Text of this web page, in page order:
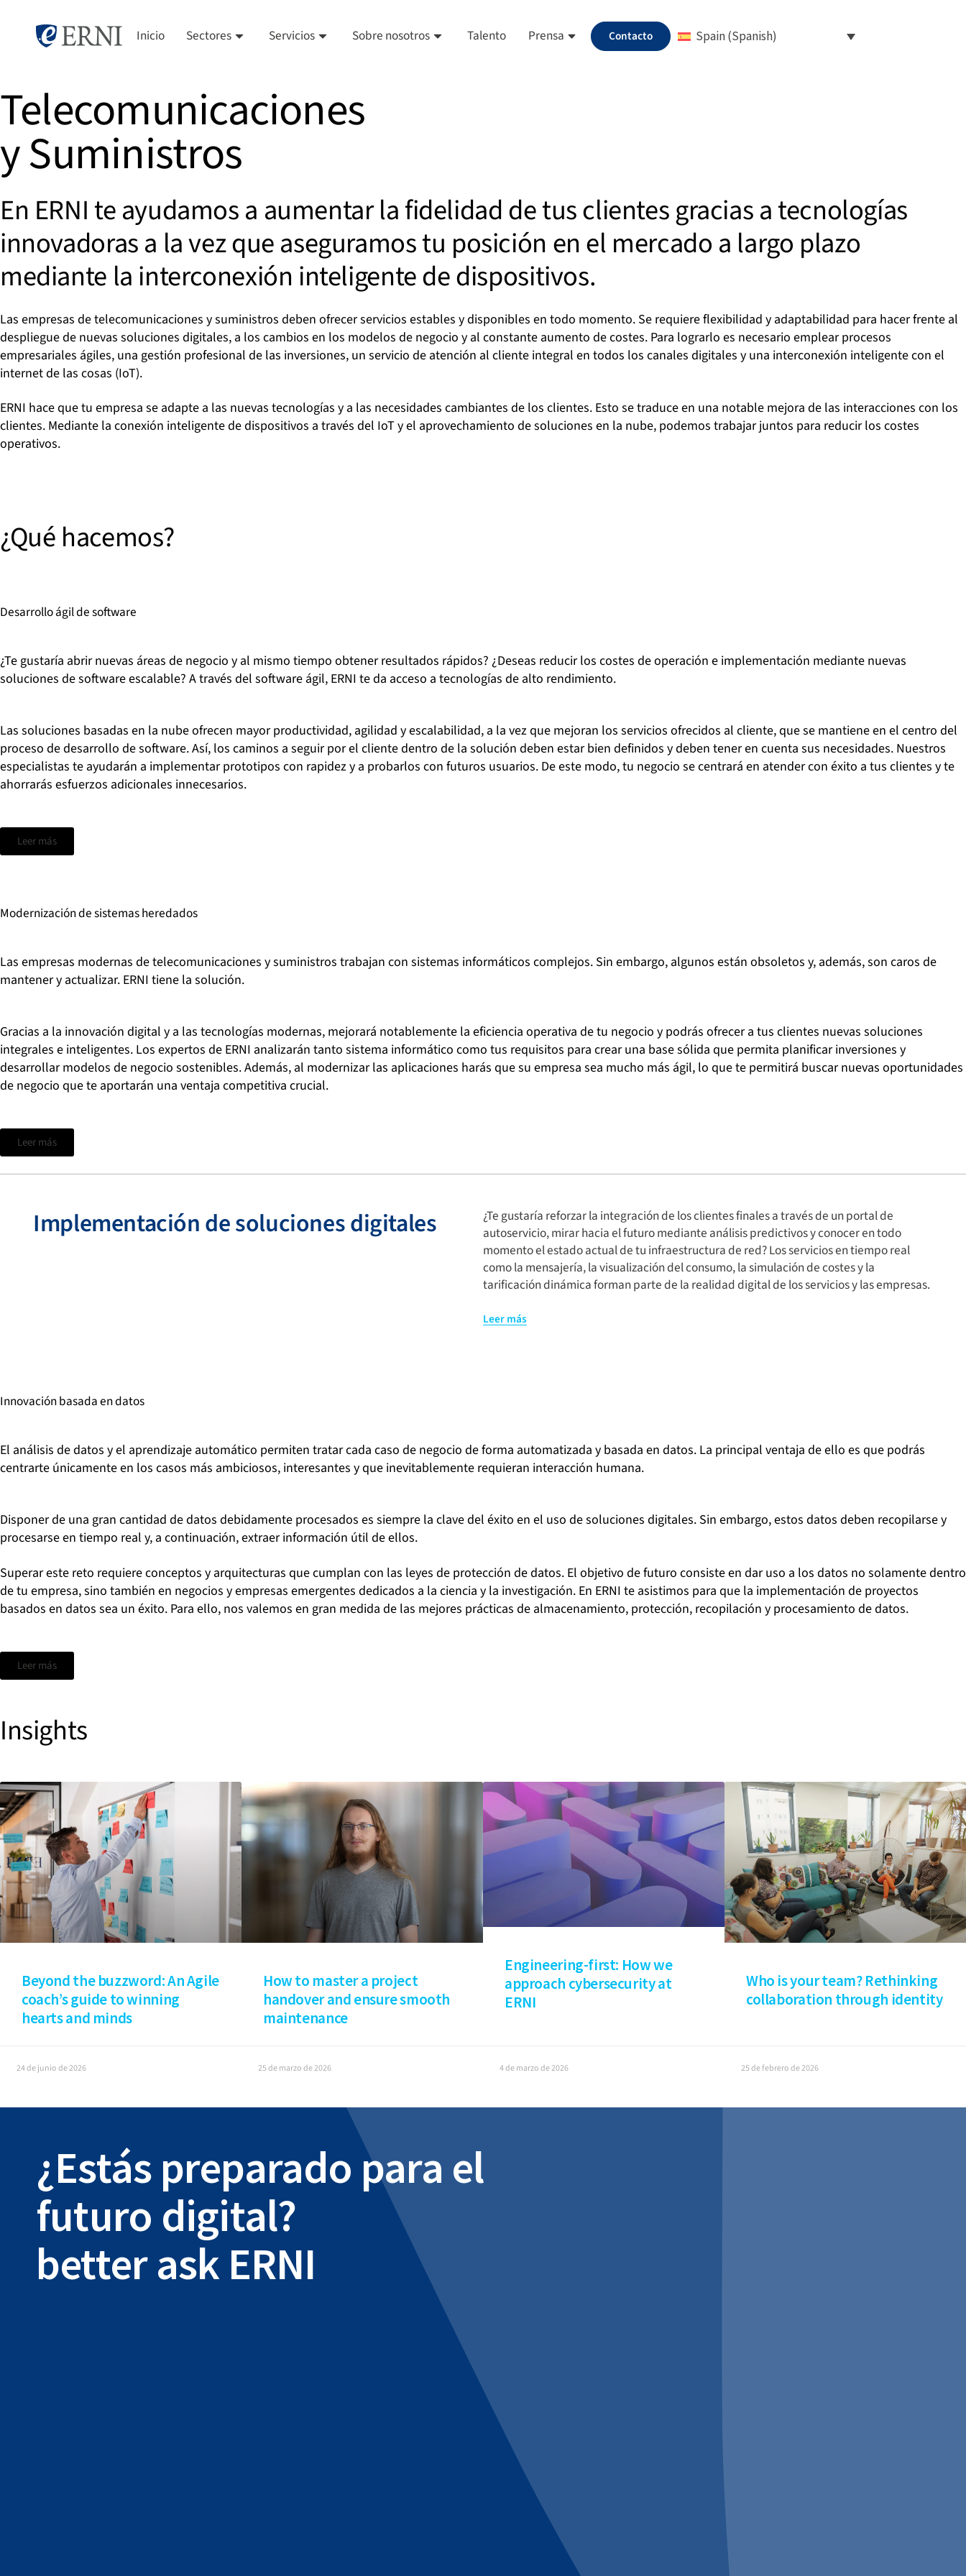
Inicio Sectores Servicios Sobre nosotros Talento Prensa Contacto Spain (Spanish)
Telecomunicaciones
y Suministros
En ERNI te ayudamos a aumentar la fidelidad de tus clientes gracias a tecnologías
innovadoras a la vez que aseguramos tu posición en el mercado a largo plazo
mediante la interconexión inteligente de dispositivos.
Las empresas de telecomunicaciones y suministros deben ofrecer servicios estables y disponibles en todo momento. Se requiere flexibilidad y adaptabilidad para hacer frente al
despliegue de nuevas soluciones digitales, a los cambios en los modelos de negocio y al constante aumento de costes. Para lograrlo es necesario emplear procesos
empresariales ágiles, una gestión profesional de las inversiones, un servicio de atención al cliente integral en todos los canales digitales y una interconexión inteligente con el
internet de las cosas (IoT).
ERNI hace que tu empresa se adapte a las nuevas tecnologías y a las necesidades cambiantes de los clientes. Esto se traduce en una notable mejora de las interacciones con los
clientes. Mediante la conexión inteligente de dispositivos a través del IoT y el aprovechamiento de soluciones en la nube, podemos trabajar juntos para reducir los costes
operativos.
¿Qué hacemos?
Desarrollo ágil de software
¿Te gustaría abrir nuevas áreas de negocio y al mismo tiempo obtener resultados rápidos? ¿Deseas reducir los costes de operación e implementación mediante nuevas
soluciones de software escalable? A través del software ágil, ERNI te da acceso a tecnologías de alto rendimiento.
Las soluciones basadas en la nube ofrecen mayor productividad, agilidad y escalabilidad, a la vez que mejoran los servicios ofrecidos al cliente, que se mantiene en el centro del
proceso de desarrollo de software. Así, los caminos a seguir por el cliente dentro de la solución deben estar bien definidos y deben tener en cuenta sus necesidades. Nuestros
especialistas te ayudarán a implementar prototipos con rapidez y a probarlos con futuros usuarios. De este modo, tu negocio se centrará en atender con éxito a tus clientes y te
ahorrarás esfuerzos adicionales innecesarios.
Leer más
Modernización de sistemas heredados
Las empresas modernas de telecomunicaciones y suministros trabajan con sistemas informáticos complejos. Sin embargo, algunos están obsoletos y, además, son caros de
mantener y actualizar. ERNI tiene la solución.
Gracias a la innovación digital y a las tecnologías modernas, mejorará notablemente la eficiencia operativa de tu negocio y podrás ofrecer a tus clientes nuevas soluciones
integrales e inteligentes. Los expertos de ERNI analizarán tanto sistema informático como tus requisitos para crear una base sólida que permita planificar inversiones y
desarrollar modelos de negocio sostenibles. Además, al modernizar las aplicaciones harás que su empresa sea mucho más ágil, lo que te permitirá buscar nuevas oportunidades
de negocio que te aportarán una ventaja competitiva crucial.
Leer más
Implementación de soluciones digitales
¿Te gustaría reforzar la integración de los clientes finales a través de un portal de
autoservicio, mirar hacia el futuro mediante análisis predictivos y conocer en todo
momento el estado actual de tu infraestructura de red? Los servicios en tiempo real
como la mensajería, la visualización del consumo, la simulación de costes y la
tarificación dinámica forman parte de la realidad digital de los servicios y las empresas.
Ahora ya es posible obtener información inicial de tu conjunto de datos para optimizar
negocio, y con un coste y una inversión de tiempo mínimos.
Leer más
Innovación basada en datos
El análisis de datos y el aprendizaje automático permiten tratar cada caso de negocio de forma automatizada y basada en datos. La principal ventaja de ello es que podrás
centrarte únicamente en los casos más ambiciosos, interesantes y que inevitablemente requieran interacción humana.
Disponer de una gran cantidad de datos debidamente procesados es siempre la clave del éxito en el uso de soluciones digitales. Sin embargo, estos datos deben recopilarse y
procesarse en tiempo real y, a continuación, extraer información útil de ellos.
Superar este reto requiere conceptos y arquitecturas que cumplan con las leyes de protección de datos. El objetivo de futuro consiste en dar uso a los datos no solamente dentro
de tu empresa, sino también en negocios y empresas emergentes dedicados a la ciencia y la investigación. En ERNI te asistimos para que la implementación de proyectos
basados en datos sea un éxito. Para ello, nos valemos en gran medida de las mejores prácticas de almacenamiento, protección, recopilación y procesamiento de datos.
Leer más
Insights
Beyond the buzzword: An Agile
coach’s guide to winning
hearts and minds
24 de junio de 2026
How to master a project
handover and ensure smooth
maintenance
25 de marzo de 2026
Engineering-first: How we
approach cybersecurity at
ERNI
4 de marzo de 2026
Who is your team? Rethinking
collaboration through identity
25 de febrero de 2026
¿Estás preparado para el
futuro digital?
better ask ERNI